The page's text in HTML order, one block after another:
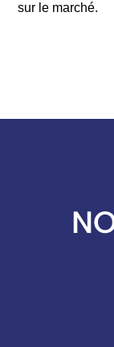
sur le marché.